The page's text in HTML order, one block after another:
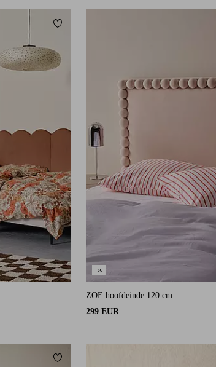
Toevoegen aan favorieten
ZOE hoofdeinde 120 cm
299 EUR
Toevoegen aan favorieten